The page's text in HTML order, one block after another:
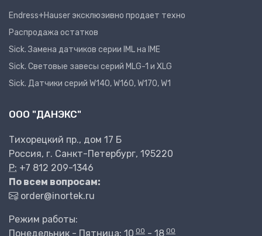
Endress+Hauser эксклюзивно продает техно
Распродажа остатков
Sick. Замена датчиков серии IML на IME
Sick. Световые завесы серий MLG-1 и XLG
Sick. Датчики серий W140, W160, W170, W1
ООО "ДАНЭКС"
Тихорецкий пр., дом 17 Б
Россия, г. Санкт-Петербург, 195220
P: +7 812 209-1346
По всем вопросам:
order@inortek.ru
Режим работы:
Понедельник - Пятница: 10 00 - 18 00